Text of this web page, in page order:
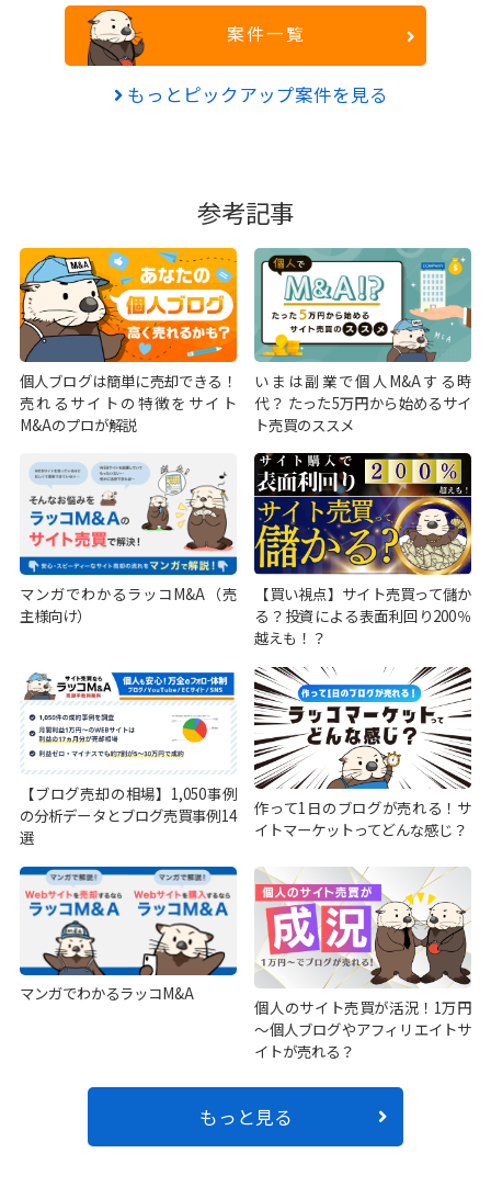
案件一覧
もっとピックアップ案件を見る
参考記事
個人ブログは簡単に売却できる！
売れるサイトの特徴をサイト
M&Aのプロが解説
いまは副業で個人M&Aする時
代？ たった5万円から始めるサイ
ト売買のススメ
マンガでわかるラッコM&A（売
主様向け）
【買い視点】サイト売買って儲か
る？投資による表面利回り200％
越えも！？
【ブログ売却の相場】1,050事例
の分析データとブログ売買事例14
選
作って1日のブログが売れる！サ
イトマーケットってどんな感じ？
マンガでわかるラッコM&A
個人のサイト売買が活況！1万円
～個人ブログやアフィリエイトサ
イトが売れる？
もっと見る